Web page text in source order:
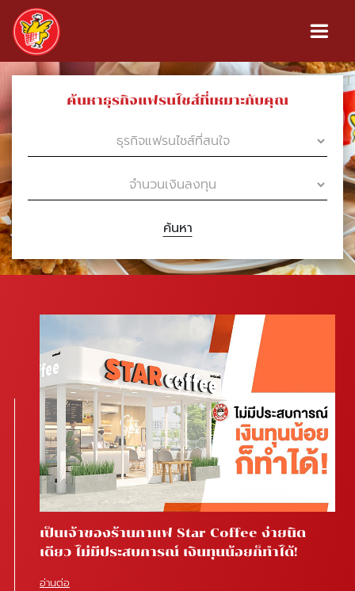
ค้นหาธุรกิจแฟรนไชส์ที่เหมาะกับคุณ
ค้นหา
เป็นเจ้าของร้านกาแฟ Star Coffee ง่ายนิด
เดียว ไม่มีประสบการณ์ เงินทุนน้อยก็ทำได้!
อ่านต่อ